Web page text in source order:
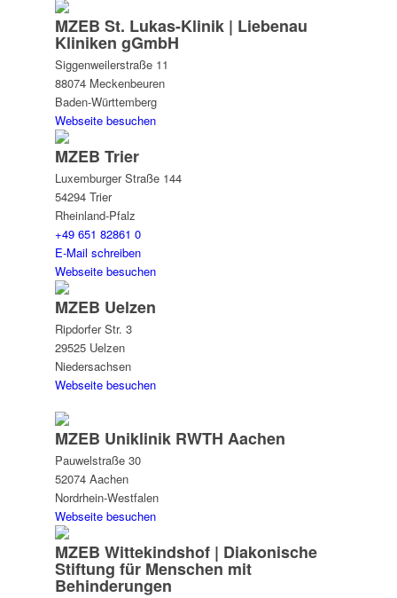
MZEB St. Lukas-Klinik | Liebenau
Kliniken gGmbH
Siggenweilerstraße 11
88074 Meckenbeuren
Baden-Württemberg
Webseite besuchen
MZEB Trier
Luxemburger Straße 144
54294 Trier
Rheinland-Pfalz
+49 651 82861 0
E-Mail schreiben
Webseite besuchen
MZEB Uelzen
Ripdorfer Str. 3
29525 Uelzen
Niedersachsen
Webseite besuchen
MZEB Uniklinik RWTH Aachen
Pauwelstraße 30
52074 Aachen
Nordrhein-Westfalen
Webseite besuchen
MZEB Wittekindshof | Diakonische
Stiftung für Menschen mit
Behinderungen